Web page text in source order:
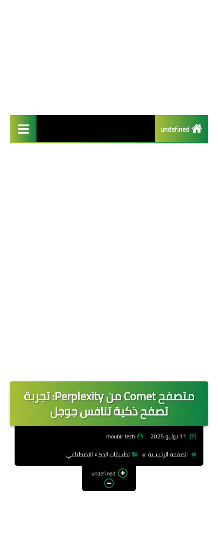
undefined
متصفح Comet من Perplexity: تجربة
تصفح ذكية تنافس جوجل
mounir tech
الصفحة الرئيسية
تطبيقات الذكاء الاصطناعي
undefined